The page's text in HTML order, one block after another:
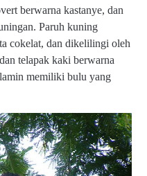
berwarna kastanye, dan
Paruh kuning
cokelat, dan dikelilingi oleh
telapak kaki berwarna
memiliki bulu yang